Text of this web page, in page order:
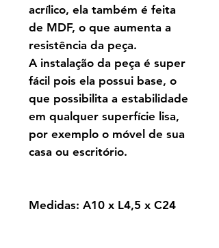
acrílico, ela também é feita
de MDF, o que aumenta a
resistência da peça.
A instalação da peça é super
fácil pois ela possui base, o
que possibilita a estabilidade
em qualquer superfície lisa,
por exemplo o móvel de sua
casa ou escritório.
Medidas: A10 x L4,5 x C24